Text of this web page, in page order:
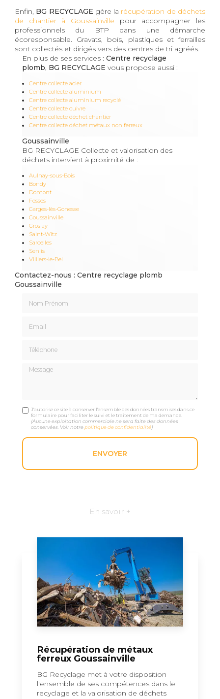
Enfin, BG RECYCLAGE gère la récupération de déchets
de chantier à Goussainville pour accompagner les
professionnels du BTP dans une démarche
écoresponsable. Gravats, bois, plastiques et ferrailles
sont collectés et dirigés vers des centres de tri agréés.
En plus de ses services : Centre recyclage
plomb, BG RECYCLAGE vous propose aussi :
Centre collecte acier
Centre collecte aluminium
Centre collecte aluminium recyclé
Centre collecte cuivre
Centre collecte déchet chantier
Centre collecte déchet métaux non ferreux
Goussainville
BG RECYCLAGE Collecte et valorisation des
déchets intervient à proximité de :
Aulnay-sous-Bois
Bondy
Domont
Fosses
Garges-lès-Gonesse
Goussainville
Groslay
Saint-Witz
Sarcelles
Senlis
Villiers-le-Bel
Contactez-nous : Centre recyclage plomb
Goussainville
Message
J'autorise ce site à conserver l'ensemble des données transmises dans ce
formulaire pour faciliter le suivi et le traitement de ma demande.
(Aucune exploitation commerciale ne sera faite des données
conservées. Voir notrepolitique de confidentialité)
En savoir +
Récupération de métaux
ferreux Goussainville
BG Recyclage met à votre disposition
l'ensemble de ses compétences dans le
recyclage et la valorisation de déchets